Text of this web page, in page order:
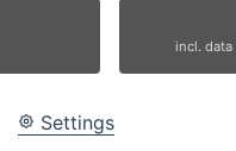
incl.
Settings